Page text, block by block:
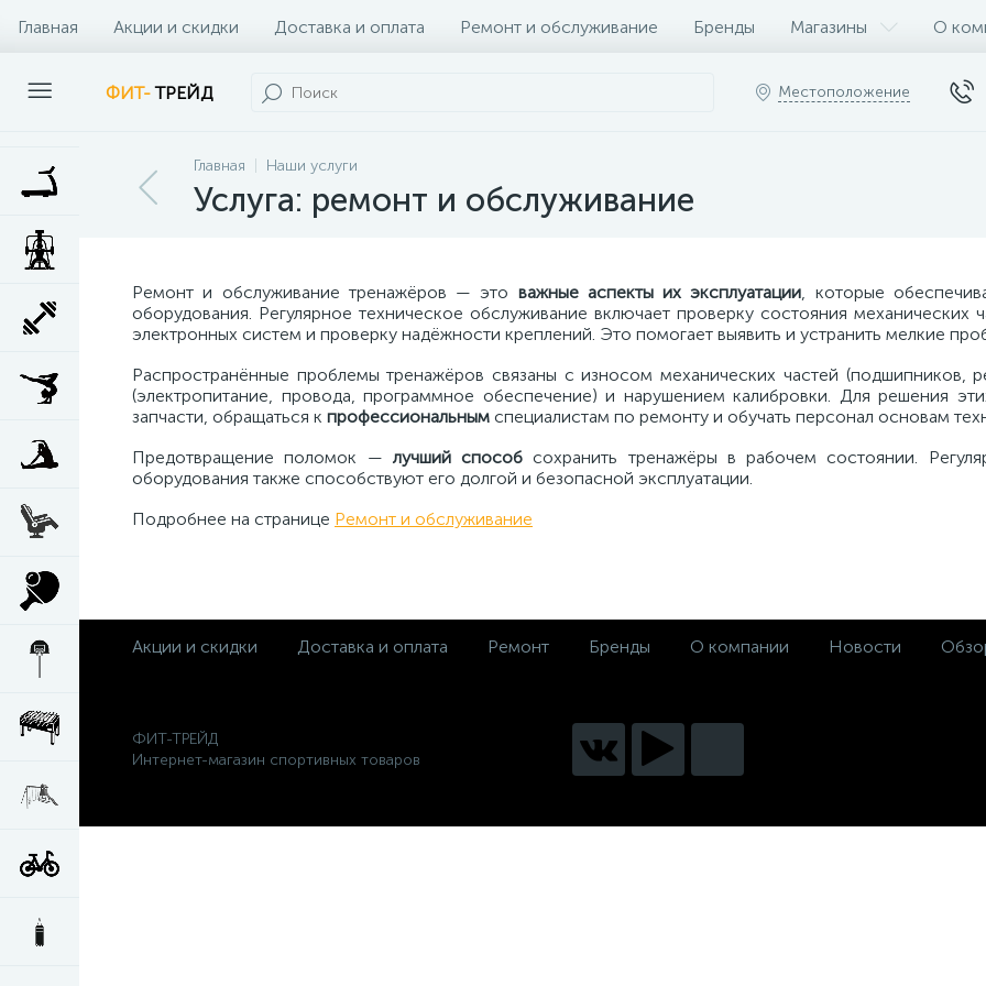
Главная Акции и скидки Доставка и оплата Ремонт и обслуживание Бренды Магазины О
Наши клиенты Контакты
ФИТ-ТРЕЙД Местоположение
Главная Наши услуги
Услуга: ремонт и обслуживание
Ремонт и обслуживание тренажёров — это важные аспекты их эксплуатации, которые
оборудования. Регулярное техническое обслуживание включает проверку состояния
электронных систем и проверку надёжности креплений. Это помогает выявить и устранить мелкие
Распространённые проблемы тренажёров связаны с износом механических частей
(электропитание, провода, программное обеспечение) и нарушением калибровки. Для решения
запчасти, обращаться к профессиональным специалистам по ремонту и обучать персонал основам
Предотвращение поломок — лучший способ сохранить тренажёры в рабочем состоянии.
оборудования также способствуют его долгой и безопасной эксплуатации.
Подробнее на странице Ремонт и обслуживание
Акции и скидки Доставка и оплата Ремонт Бренды О компании Новости
ФИТ-ТРЕЙД
Интернет-магазин спортивных товаров